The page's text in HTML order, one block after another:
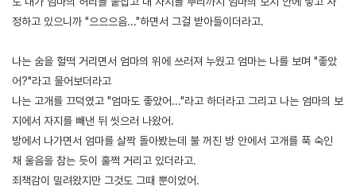
정하고 있으니까 "으으으음..."하면서 그걸 받아들이더라고.
나는 숨을 헐떡 거리면서 엄마의 위에 쓰러져 누웠고 엄마는 나를 보며 "좋았
어?"라고 물어보더라고
나는 고개를 끄덕였고 "엄마도 좋았어..."라고 하더라고 그리고 나는 엄마의 보
지에서 자지를 빼낸 뒤 씻으러 나왔어.
방에서 나가면서 엄마를 살짝 돌아봤는데 불 꺼진 방 안에서 고개를 푹 숙인
채 울음을 참는 듯이 훌쩍 거리고 있더라고.
죄책감이 밀려왔지만 그것도 그때 뿐이었어.